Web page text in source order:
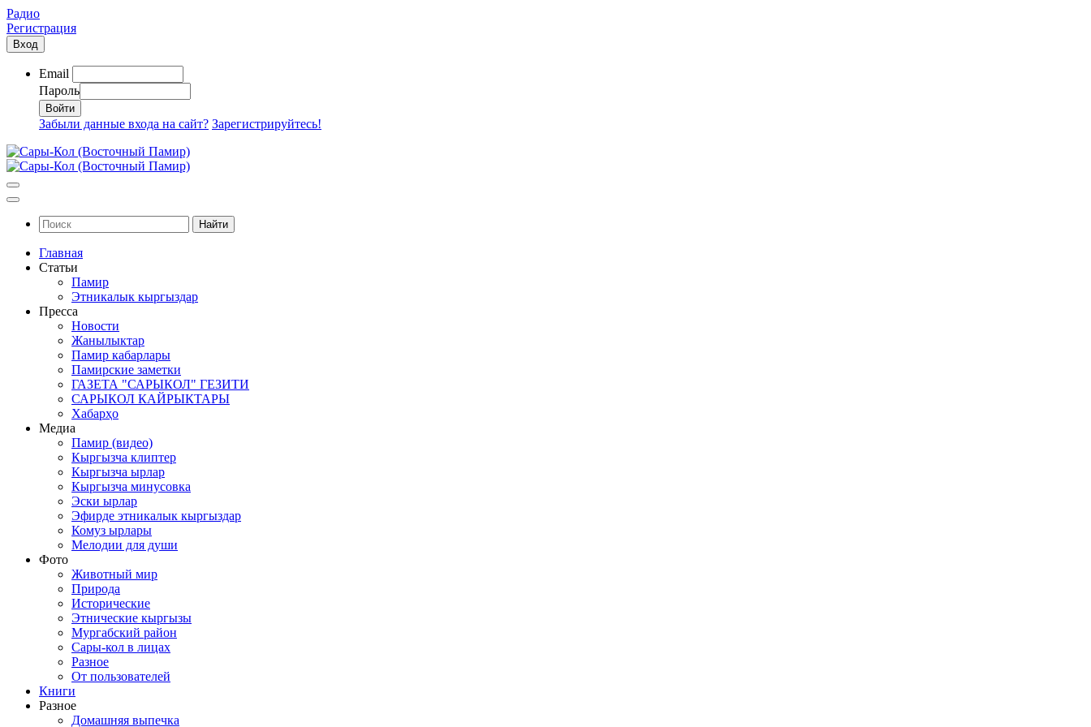
Радио
Регистрация
Вход
Email
Пароль
Забыли данные входа на сайт? Зарегистрируйтесь!
Найти
Главная
Статьи
Памир
Этникалык кыргыздар
Пресса
Новости
Жанылыктар
Памир кабарлары
Памирские заметки
ГАЗЕТА "САРЫКОЛ" ГЕЗИТИ
САРЫКОЛ КАЙРЫКТАРЫ
Хабарҳо
Медиа
Памир (видео)
Кыргызча клиптер
Кыргызча ырлар
Кыргызча минусовка
Эски ырлар
Эфирде этникалык кыргыздар
Комуз ырлары
Мелодии для души
Фото
Животный мир
Природа
Исторические
Этнические кыргызы
Мургабский район
Сары-кол в лицах
Разное
От пользователей
Книги
Разное
Домашняя выпечка